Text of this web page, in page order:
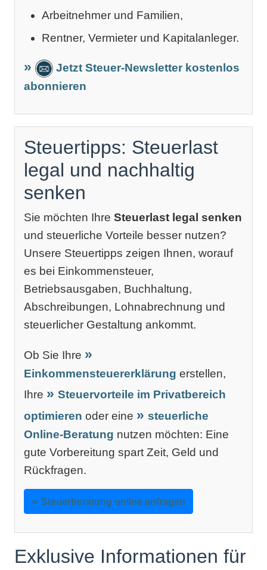
Arbeitnehmer und Familien,
Rentner, Vermieter und Kapitalanleger.
Jetzt Steuer-Newsletter kostenlos
abonnieren
Steuertipps: Steuerlast
legal und nachhaltig
senken
Sie möchten Ihre Steuerlast legal senken
und steuerliche Vorteile besser nutzen?
Unsere Steuertipps zeigen Ihnen, worauf
es bei Einkommensteuer,
Betriebsausgaben, Buchhaltung,
Abschreibungen, Lohnabrechnung und
steuerlicher Gestaltung ankommt.
Ob Sie Ihre
Einkommensteuererklärung erstellen,
Ihre
Steuervorteile im Privatbereich
optimieren oder eine
steuerliche
Online-Beratung nutzen möchten: Eine
gute Vorbereitung spart Zeit, Geld und
Rückfragen.
Steuerberatung online anfragen
Exklusive Informationen für